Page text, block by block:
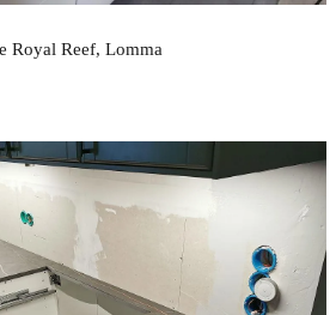
Royal Reef, Lomma